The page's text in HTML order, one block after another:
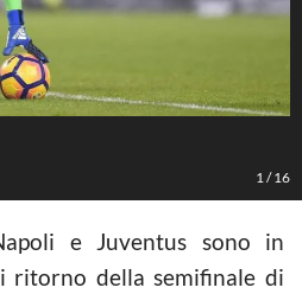
1 /16
e Juventus sono in
ritorno della semifinale di